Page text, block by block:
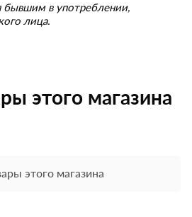
бывшим в употреблении,
лица.
этого магазина
этого магазина